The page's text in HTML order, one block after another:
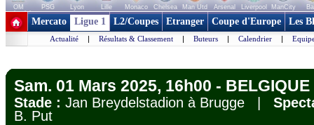
OM PSG Lyon Lille Monaco Chelsea Man Utd Arsenal Liverpool ManCity
+ de clubs
Mercato Ligue 1 L2/Coupes Etranger Coupe d'Europe Les
Actualité | Résultats & Classement | Buteurs | Calendrier |
Sam. 01 Mars 2025, 16h00 -
Stade : Jan Breydelstadion à Brugge |
B. Put